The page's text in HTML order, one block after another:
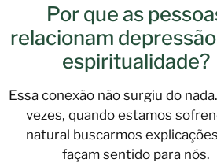
Por que as
relacionam
espiritualidade?
Essa conexão não surgiu do
vezes, quando estamos
natural buscarmos
façam sentido para nós.